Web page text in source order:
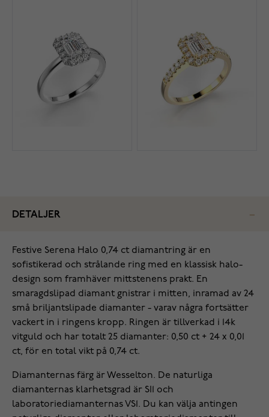
DETALJER
Festive Serena Halo 0,74 ct diamant­ring är en
sofistikerad och strålande ring med en klassisk halo-
design som framhäver mittstenens prakt. En
smaragdslipad diamant gnistrar i mitten, inramad av 24
små briljantslipade diamanter - varav några fortsätter
vackert in i ringens kropp. Ringen är tillverkad i 14k
vitguld och har totalt 25 diamanter: 0,50 ct + 24 x 0,01
ct, för en total vikt på 0,74 ct.
Diamanternas färg är Wesselton. De naturliga
diamanternas klarhetsgrad är SI1 och
laboratoriediamanternas VS1. Du kan välja antingen